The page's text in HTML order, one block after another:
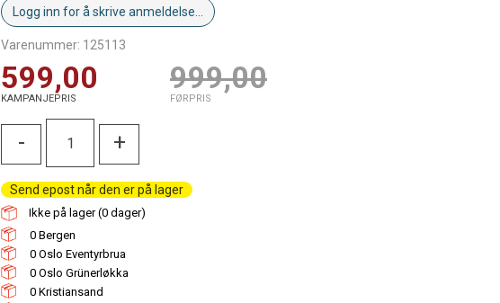
Logg inn for å skrive anmeldelse...
Varenummer: 125113
599,00
KAMPANJEPRIS
999,00
FØRPRIS
- +
Send epost når den er på lager
Ikke på lager (0 dager)
0
0
0
0